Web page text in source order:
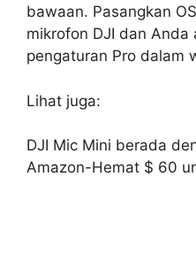
bawaan. Pasangkan
mikrofon DJI dan Anda
pengaturan Pro dalam
Lihat juga:
DJI Mic Mini berada
Amazon-Hemat $ 60